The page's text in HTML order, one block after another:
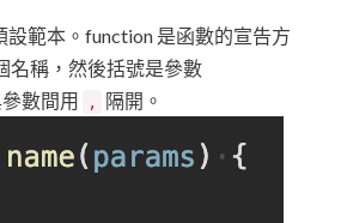
設範本。function 是函數的宣告方
名稱，然後括號是參數
數間用
, 隔開。